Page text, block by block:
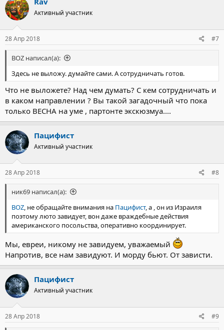
ц
и
и
:
Активный участник
28 Апр 2018 #7
BOZ написал(а):
Здесь не выложу. думайте сами. А сотрудничать готов.
Что не выложете? Над чем думать? С кем сотрудничать и
в каком направлении ? Вы такой загадочный что пока
только ВЕСНА на уме , партонте экскюзмуа....
Пацифист
Активный участник
28 Апр 2018 #8
ник69 написал(а):
BOZ , не обращайте внимания на Пацифист, а , он из Израиля
поэтому люто завидует, вон даже враждебные действия
американского посольства, оперативно координирует.
Мы, евреи, никому не завидуем, уважаемый
Напротив, все нам завидуют. И морду бьют. От зависти.
Пацифист
Активный участник
28 Апр 2018 #9